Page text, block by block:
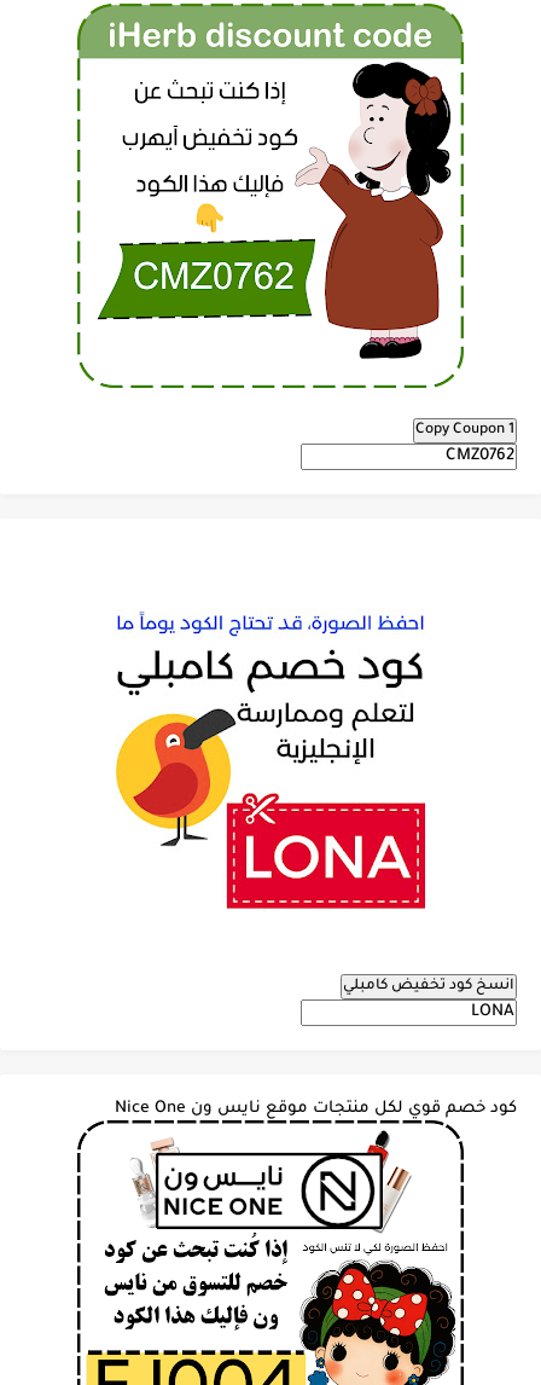
Copy Coupon 1
انسخ كود تخفيض كامبلي
كود خصم قوي لكل منتجات موقع نايس ون Nice One